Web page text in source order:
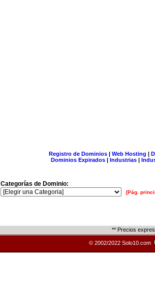
Registro de Dominios| Web Hosting |
Dominios Expirados | Industrias |
Categorías de Dominio:
[Pág.
** Precios
© 2002/2022 Solo10.com